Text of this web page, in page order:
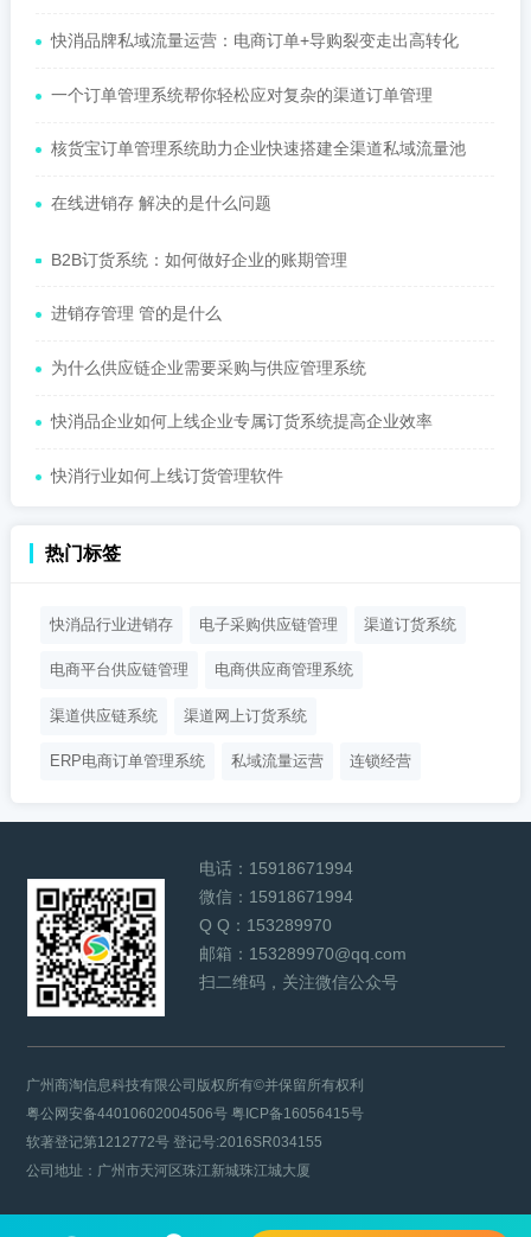
快消品牌私域流量运营：电商订单+导购裂变走出高转化
一个订单管理系统帮你轻松应对复杂的渠道订单管理
核货宝订单管理系统助力企业快速搭建全渠道私域流量池
在线进销存 解决的是什么问题
B2B订货系统：如何做好企业的账期管理
进销存管理 管的是什么
为什么供应链企业需要采购与供应管理系统
快消品企业如何上线企业专属订货系统提高企业效率
快消行业如何上线订货管理软件
热门标签
快消品行业进销存 电子采购供应链管理 渠道订货系统
电商平台供应链管理 电商供应商管理系统
渠道供应链系统 渠道网上订货系统
ERP电商订单管理系统 私域流量运营 连锁经营
电话： 15918671994
微信： 15918671994
Q Q： 153289970
邮箱： 153289970@qq.com
扫二维码，关注微信公众号
广州商淘信息科技有限公司版权所有©并保留所有权利
粤公网安备44010602004506号粤ICP备16056415号
软著登记第1212772号 登记号:2016SR034155
公司地址：广州市天河区珠江新城珠江城大厦